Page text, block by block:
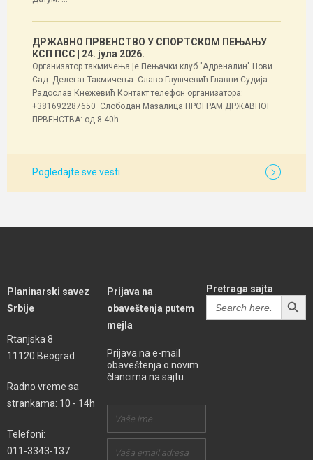
ДРЖАВНО ПРВЕНСТВО У СПОРТСКОМ ПЕЊАЊУ
КСП ПСС
| 24. јула 2026.
Организатор такмичења је Пењачки клуб "Адреналин" Нови
Сад. Делегат Такмичења: Славо Глушчевић Главни Судија:
Радослав Кнежевић Контакт телефон организатора:
+381692287650 Слободан Мазалица ПРОГРАМ ДРЖАВНОГ
ПРВЕНСТВА: од 8:40h...
Pogledajte sve vesti
Planinarski savez
Srbije
Rtanjska 8
11120 Beograd
Radno vreme sa
strankama: 10 - 14h
Telefoni:
011-3343-137
Prijava na
obaveštenja putem
mejla
Prijava na e-mail
obaveštenja o novim
člancima na sajtu.
Pretraga sajta
Search
for:
SEARCH